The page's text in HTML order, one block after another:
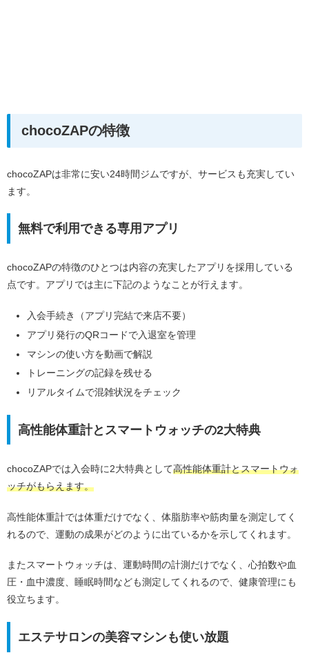
chocoZAPの特徴
chocoZAPは非常に安い24時間ジムですが、サービスも充実してい
ます。
無料で利用できる専用アプリ
chocoZAPの特徴のひとつは内容の充実したアプリを採用している
点です。アプリでは主に下記のようなことが行えます。
入会手続き（アプリ完結で来店不要）
アプリ発行のQRコードで入退室を管理
マシンの使い方を動画で解説
トレーニングの記録を残せる
リアルタイムで混雑状況をチェック
高性能体重計とスマートウォッチの2大特典
chocoZAPでは入会時に2大特典として高性能体重計とスマートウォ
ッチがもらえます。
高性能体重計では体重だけでなく、体脂肪率や筋肉量を測定してく
れるので、運動の成果がどのように出ているかを示してくれます。
またスマートウォッチは、運動時間の計測だけでなく、心拍数や血
圧・血中濃度、睡眠時間なども測定してくれるので、健康管理にも
役立ちます。
エステサロンの美容マシンも使い放題